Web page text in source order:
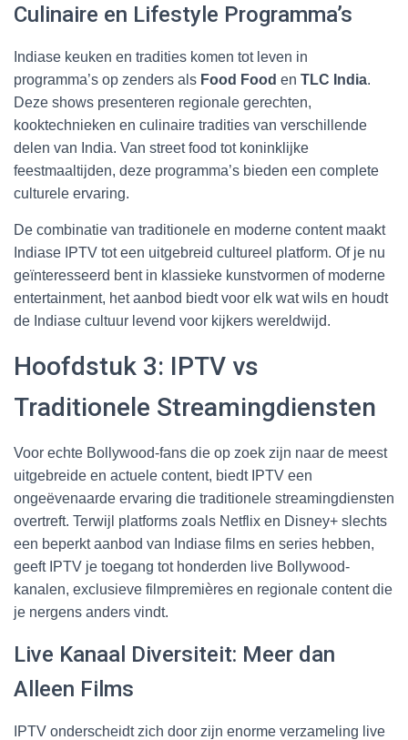
Culinaire en Lifestyle Programma’s
Indiase keuken en tradities komen tot leven in
programma’s op zenders als Food Food en TLC India.
Deze shows presenteren regionale gerechten,
kooktechnieken en culinaire tradities van verschillende
delen van India. Van street food tot koninklijke
feestmaaltijden, deze programma’s bieden een complete
culturele ervaring.
De combinatie van traditionele en moderne content maakt
Indiase IPTV tot een uitgebreid cultureel platform. Of je nu
geïnteresseerd bent in klassieke kunstvormen of moderne
entertainment, het aanbod biedt voor elk wat wils en houdt
de Indiase cultuur levend voor kijkers wereldwijd.
Hoofdstuk 3: IPTV vs
Traditionele Streamingdiensten
Voor echte Bollywood-fans die op zoek zijn naar de meest
uitgebreide en actuele content, biedt IPTV een
ongeëvenaarde ervaring die traditionele streamingdiensten
overtreft. Terwijl platforms zoals Netflix en Disney+ slechts
een beperkt aanbod van Indiase films en series hebben,
geeft IPTV je toegang tot honderden live Bollywood-
kanalen, exclusieve filmpremières en regionale content die
je nergens anders vindt.
Live Kanaal Diversiteit: Meer dan
Alleen Films
IPTV onderscheidt zich door zijn enorme verzameling live